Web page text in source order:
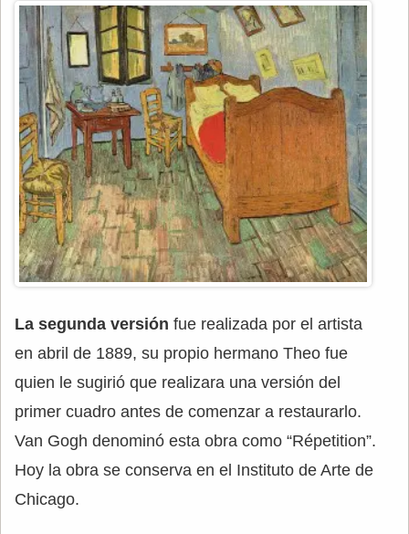
La segunda versión fue realizada por el artista
en abril de 1889, su propio hermano Theo fue
quien le sugirió que realizara una versión del
primer cuadro antes de comenzar a restaurarlo.
Van Gogh denominó esta obra como “Répetition”.
Hoy la obra se conserva en el Instituto de Arte de
Chicago.